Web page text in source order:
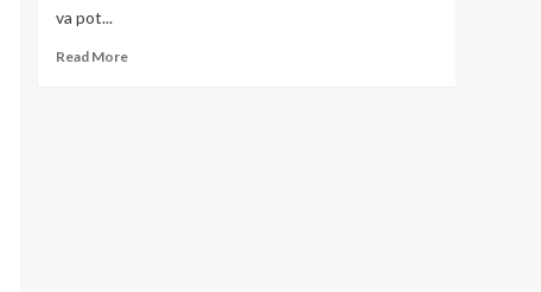
va pot...
Read More